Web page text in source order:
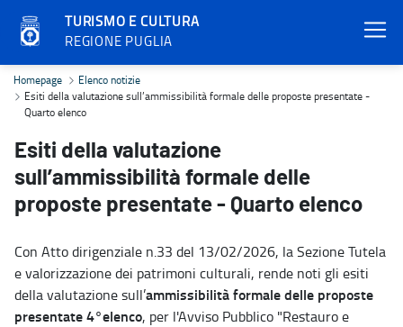
TURISMO E CULTURA
REGIONE PUGLIA
Esiti della valutazione sull’ammissibilità formale delle proposte
Homepage
Elenco notizie
Esiti della valutazione sull’ammissibilità formale delle proposte presentate -
Quarto elenco
Esiti della valutazione
sull’ammissibilità formale delle
proposte presentate - Quarto elenco
Con Atto dirigenziale n.33 del 13/02/2026, la Sezione Tutela
e valorizzazione dei patrimoni culturali, rende noti gli esiti
della valutazione sull’ammissibilità formale delle proposte
presentate 4°elenco, per l'Avviso Pubblico "Restauro e